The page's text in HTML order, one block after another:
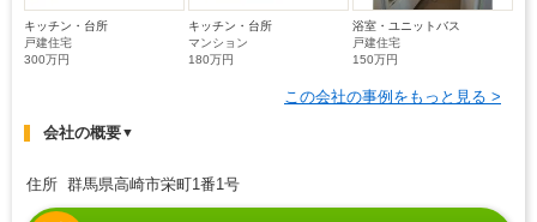
キッチン・台所
戸建住宅
300万円
キッチン・台所
マンション
180万円
浴室・ユニットバス
戸建住宅
150万円
この会社の事例をもっと見る >
会社の概要▼
住所 群馬県高崎市栄町1番1号